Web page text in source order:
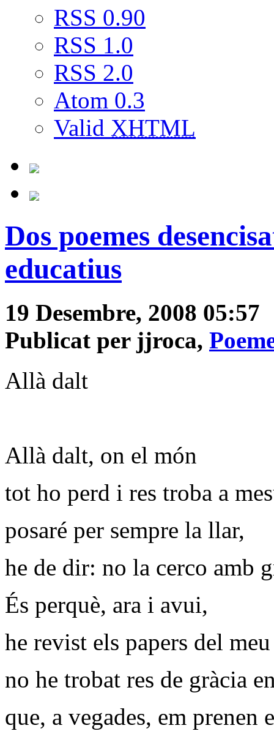
RSS 0.90
RSS 1.0
RSS 2.0
Atom 0.3
Valid XHTML
Dos poemes
educatius
19 Desembre, 2008 05:57
Publicat per jjroca,
Allà dalt
Allà dalt, on el món
tot ho perd i res troba a
posaré per sempre la llar,
he de dir: no la cerco amb
És perquè, ara i avui,
he revist els papers del
no he trobat res de gràcia
que, a vegades, em prenen